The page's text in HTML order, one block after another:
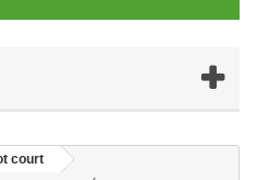
court